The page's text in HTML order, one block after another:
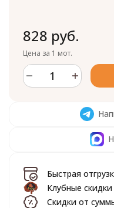
828 руб.
Цена за 1 мот.
Быстрая
Клубные
Скидки от